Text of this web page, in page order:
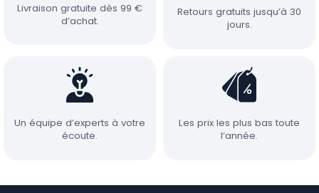
Livraison gratuite dès 99 €
d’achat.
Retours gratuits jusqu’à 30
jours.
Un équipe d’experts à votre
écoute.
Les prix les plus bas toute
l’année.